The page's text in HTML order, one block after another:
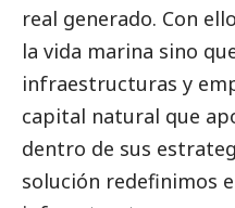
real generado. Con
la vida marina sino
infraestructuras y
capital natural que
dentro de sus
solución redefinimos